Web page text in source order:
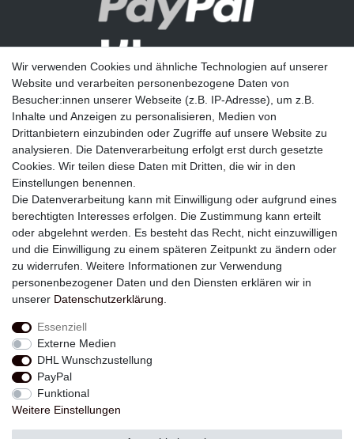
Newsletter
E-MAIL **
Einwilligung kann ich jederzeit widerrufen.**
Abonnieren
Widerrufs­recht Widerrufs­formular
Daten­schutz­erklärung
Wir verwenden Cookies und ähnliche Technologien auf unserer
Website und verarbeiten personenbezogene Daten von
Besucher:innen unserer Webseite (z.B. IP-Adresse), um z.B.
Inhalte und Anzeigen zu personalisieren, Medien von
Drittanbietern einzubinden oder Zugriffe auf unsere Website zu
analysieren. Die Datenverarbeitung erfolgt erst durch gesetzte
Cookies. Wir teilen diese Daten mit Dritten, die wir in den
Einstellungen benennen.
Die Datenverarbeitung kann mit Einwilligung oder aufgrund eines
berechtigten Interesses erfolgen. Die Zustimmung kann erteilt
oder abgelehnt werden. Es besteht das Recht, nicht einzuwilligen
und die Einwilligung zu einem späteren Zeitpunkt zu ändern oder
zu widerrufen. Weitere Informationen zur Verwendung
personenbezogener Daten und den Diensten erklären wir in
unserer Daten­schutz­erklärung
Essenziell
Externe Medien
DHL Wunschzustellung
PayPal
Funktional
Weitere Einstellungen